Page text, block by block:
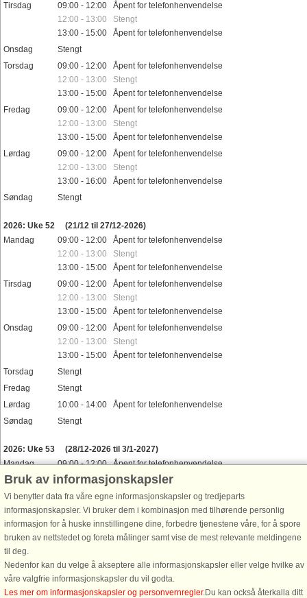
Tirsdag
09:00 - 12:00 Åpent for telefonhenvendelse
12:00 - 13:00 Stengt
13:00 - 15:00 Åpent for telefonhenvendelse
Onsdag
Stengt
Torsdag
09:00 - 12:00 Åpent for telefonhenvendelse
12:00 - 13:00 Stengt
13:00 - 15:00 Åpent for telefonhenvendelse
Fredag
09:00 - 12:00 Åpent for telefonhenvendelse
12:00 - 13:00 Stengt
13:00 - 15:00 Åpent for telefonhenvendelse
Lørdag
09:00 - 12:00 Åpent for telefonhenvendelse
12:00 - 13:00 Stengt
13:00 - 16:00 Åpent for telefonhenvendelse
Søndag
Stengt
2026: Uke 52
(21/12 til 27/12-2026)
Mandag
09:00 - 12:00 Åpent for telefonhenvendelse
12:00 - 13:00 Stengt
13:00 - 15:00 Åpent for telefonhenvendelse
Tirsdag
09:00 - 12:00 Åpent for telefonhenvendelse
12:00 - 13:00 Stengt
13:00 - 15:00 Åpent for telefonhenvendelse
Onsdag
09:00 - 12:00 Åpent for telefonhenvendelse
12:00 - 13:00 Stengt
13:00 - 15:00 Åpent for telefonhenvendelse
Torsdag
Stengt
Fredag
Stengt
Lørdag
10:00 - 14:00 Åpent for telefonhenvendelse
Søndag
Stengt
2026: Uke 53
(28/12-2026 til 3/1-2027)
Mandag
09:00 - 12:00 Åpent for telefonhenvendelse
12:00 - 13:00 Stengt
13:00 - 15:00 Åpent for telefonhenvendelse
Tirsdag
09:00 - 12:00 Åpent for telefonhenvendelse
12:00 - 13:00 Stengt
13:00 - 15:00 Åpent for telefonhenvendelse
Onsdag
12:00 - 13:00 Stengt
13:00 - 15:00 Åpent for telefonhenvendelse
Torsdag
Stengt
Bruk av informasjonskapsler
Vi benytter data fra våre egne informasjonskapsler og tredjeparts
informasjonskapsler. Vi bruker dem i kombinasjon med tilhørende personlig
informasjon for å huske innstillingene dine, forbedre tjenestene våre, for å spore
bruken av nettstedet og foreta målinger samt vise de mest relevante meldingene
til deg.
Nedenfor kan du velge å akseptere alle informasjonskapsler eller velge hvilke av
våre valgfrie informasjonskapsler du vil godta.
Les mer om informasjonskapsler og personvernregler.Du kan också återkalla ditt